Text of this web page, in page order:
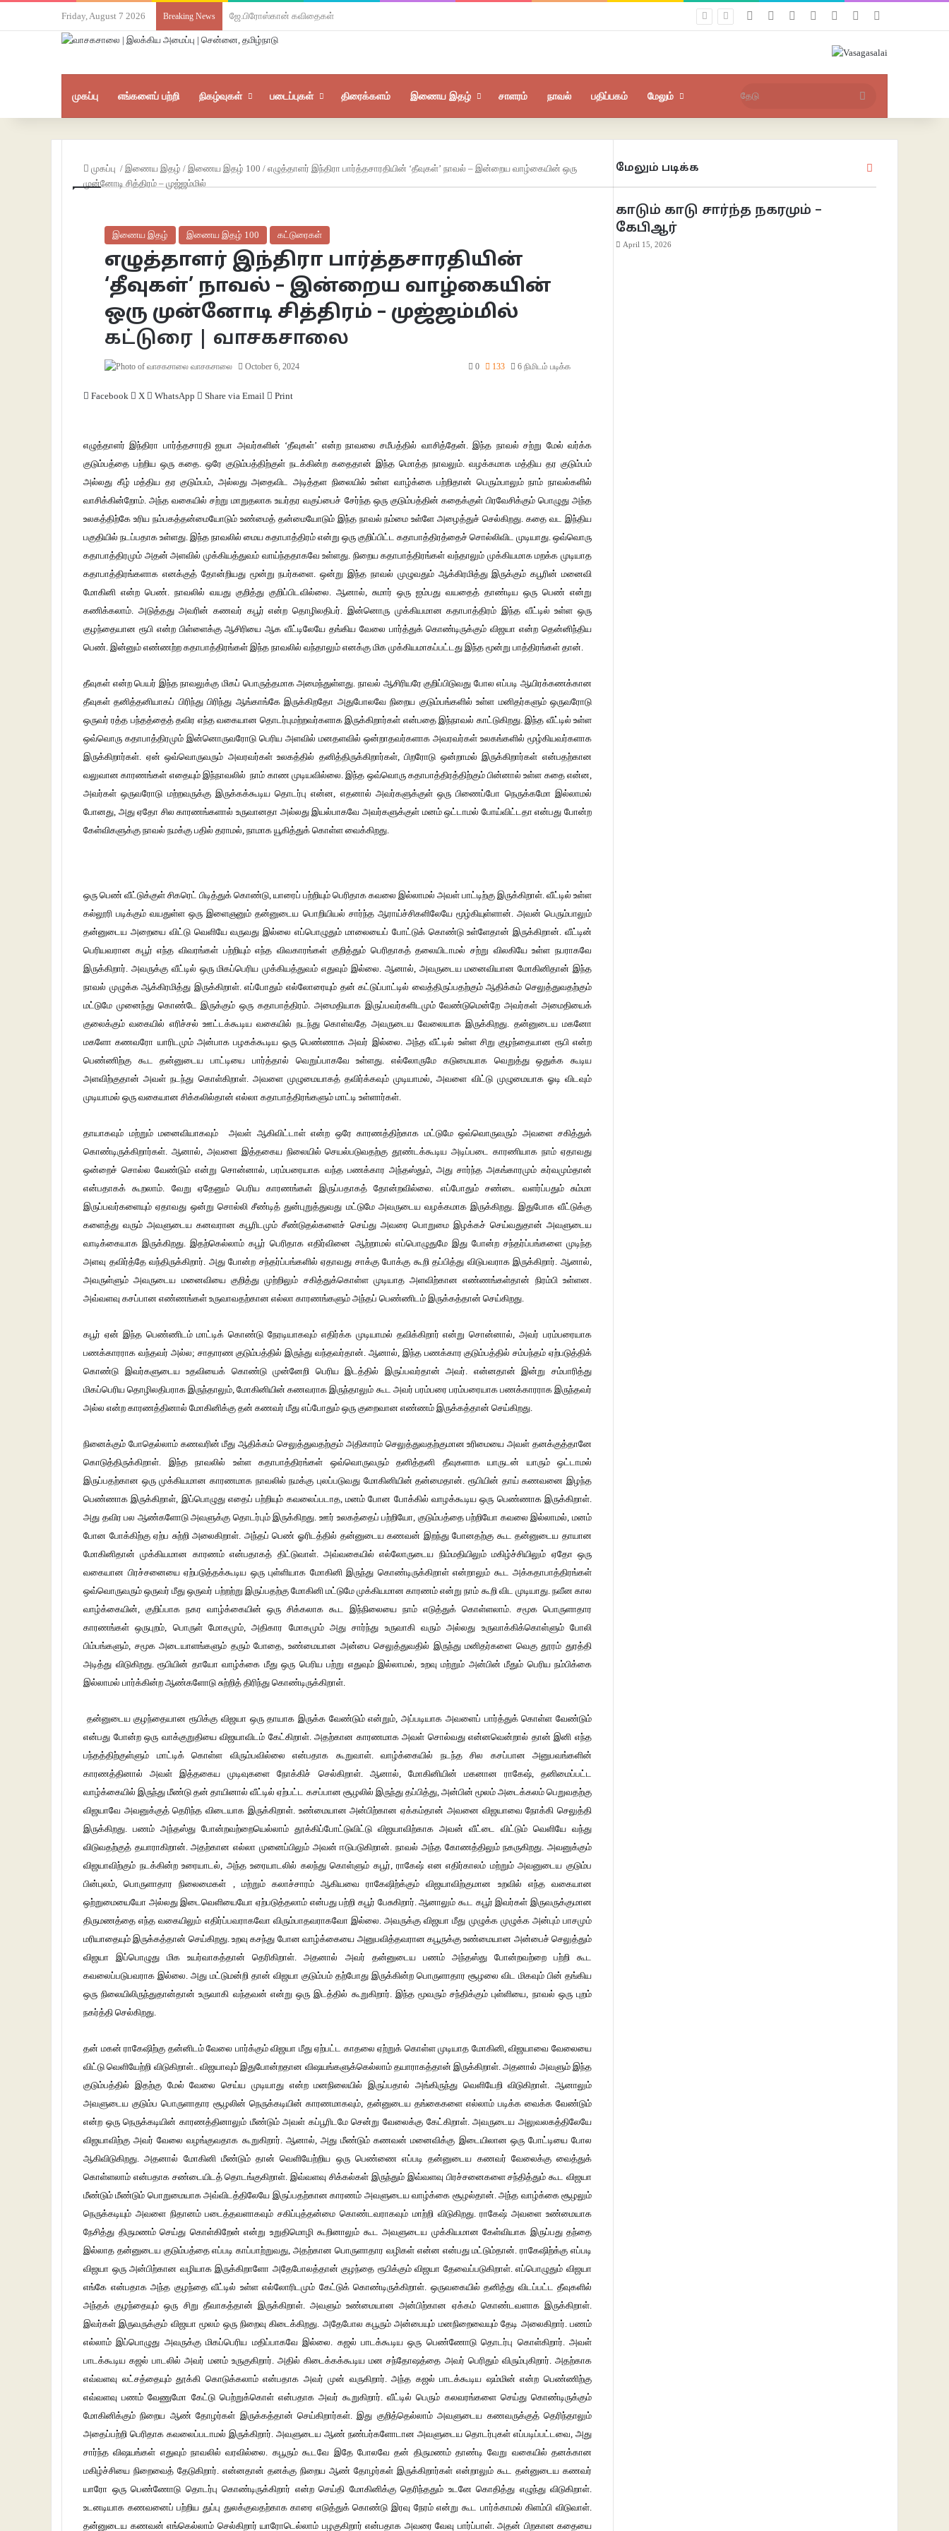
Friday, August 7 2026 Breaking News ஜே.பிரோஸ்கான் கவிதைகள் Facebook YouTubeInstagramபுகுபதிகைசீரற்ற பதிவுகள்
முகப்பு எங்களைப் பற்றி நிகழ்வுகள் படைப்புகள் திரைக்களம் இணைய இதழ் சாளரம் நாவல் பதிப்பகம் மேலும் தேடு
முகப்பு / இணைய இதழ் / இணைய இதழ் 100 / எழுத்தாளர் இந்திரா பார்த்தசாரதியின் ‘தீவுகள்’ நாவல் – இன்றைய வாழ்கையின் ஒரு
முன்னோடி சித்திரம் – முஜ்ஜம்மில்
இணைய இதழ் இணைய இதழ் 100 கட்டுரைகள்
எழுத்தாளர் இந்திரா பார்த்தசாரதியின்
‘தீவுகள்’ நாவல் – இன்றைய வாழ்கையின்
ஒரு முன்னோடி சித்திரம் – முஜ்ஜம்மில்
கட்டுரை | வாசகசாலை
வாசகசாலை October 6, 2024 0 133 6 நிமிடம் படிக்க
Facebook X WhatsApp Share via Email Print
எழுத்தாளர் இந்திரா பார்த்தசாரதி ஐயா அவர்களின் ‘தீவுகள்’ என்ற நாவலை சமீபத்தில் வாசித்தேன். இந்த நாவல் சற்று மேல் வர்க்க
குடும்பத்தை பற்றிய ஒரு கதை. ஒரே குடும்பத்திற்குள் நடக்கின்ற கதைதான் இந்த மொத்த நாவலும். வழக்கமாக மத்திய தர குடும்பம்
அல்லது கீழ் மத்திய தர குடும்பம், அல்லது அதைவிட அடித்தள நிலையில் உள்ள வாழ்க்கை பற்றிதான் பெரும்பாலும் நாம் நாவல்களில்
வாசிக்கின்றோம். அந்த வகையில் சற்று மாறுதலாக உயர்தர வகுப்பைச் சேர்ந்த ஒரு குடும்பத்தின் கதைக்குள் பிரவேசிக்கும் பொழுது அந்த
உலகத்திற்கே உரிய நம்பகத்தன்மையோடும் உண்மைத் தன்மையோடும் இந்த நாவல் நம்மை உள்ளே அழைத்துச் செல்கிறது. கதை வட இந்திய
பகுதியில் நடப்பதாக உள்ளது. இந்த நாவலில் மைய கதாபாத்திரம் என்று ஒரு குறிப்பிட்ட கதாபாத்திரத்தைச் சொல்லிவிட முடியாது. ஒவ்வொரு
கதாபாத்திரமும் அதன் அளவில் முக்கியத்துவம் வாய்ந்ததாகவே உள்ளது. நிறைய கதாபாத்திரங்கள் வந்தாலும் முக்கியமாக மறக்க முடியாத
கதாபாத்திரங்களாக எனக்குத் தோன்றியது மூன்று நபர்களை. ஒன்று இந்த நாவல் முழுவதும் ஆக்கிரமித்து இருக்கும் கபூரின் மனைவி
மோகினி என்ற பெண். நாவலில் வயது குறித்து குறிப்பிடவில்லை. ஆனால், சுமார் ஒரு ஐம்பது வயதைத் தாண்டிய ஒரு பெண் என்று
கணிக்கலாம். அடுத்தது அவரின் கணவர் கபூர் என்ற தொழிலதிபர். இன்னொரு முக்கியமான கதாபாத்திரம் இந்த வீட்டில் உள்ள ஒரு
குழந்தையான ரூபி என்ற பிள்ளைக்கு ஆசிரியை ஆக வீட்டிலேயே தங்கிய வேலை பார்த்துக் கொண்டிருக்கும் விஜயா என்ற தென்னிந்திய
பெண். இன்னும் எண்ணற்ற கதாபாத்திரங்கள் இந்த நாவலில் வந்தாலும் எனக்கு மிக முக்கியமாகப்பட்டது இந்த மூன்று பாத்திரங்கள் தான்.
தீவுகள் என்ற பெயர் இந்த நாவலுக்கு மிகப் பொருத்தமாக அமைந்துள்ளது. நாவல் ஆசிரியரே குறிப்பிடுவது போல எப்படி ஆயிரக்கணக்கான
தீவுகள் தனித்தனியாகப் பிரிந்து பிரிந்து ஆங்காங்கே இருக்கிறதோ அதுபோலவே நிறைய குடும்பங்களில் உள்ள மனிதர்களும் ஒருவரோடு
ஒருவர் ரத்த பந்தத்தைத் தவிர எந்த வகையான தொடர்புமற்றவர்களாக இருக்கிறார்கள் என்பதை இந்நாவல் காட்டுகிறது. இந்த வீட்டில் உள்ள
ஒவ்வொரு கதாபாத்திரமும் இன்னொருவரோடு பெரிய அளவில் மனதளவில் ஒன்றாதவர்களாக அவரவர்கள் உலகங்களில் மூழ்கியவர்களாக
இருக்கிறார்கள். ஏன் ஒவ்வொருவரும் அவரவர்கள் உலகத்தில் தனித்திருக்கிறார்கள், பிறரோடு ஒன்றாமல் இருக்கிறார்கள் என்பதற்கான
வலுவான காரணங்கள் எதையும் இந்நாவலில் நாம் காண முடியவில்லை. இந்த ஒவ்வொரு கதாபாத்திரத்திற்கும் பின்னால் உள்ள கதை என்ன,
அவர்கள் ஒருவரோடு மற்றவருக்கு இருக்கக்கூடிய தொடர்பு என்ன, எதனால் அவர்களுக்குள் ஒரு பிணைப்போ நெருக்கமோ இல்லாமல்
போனது, அது ஏதோ சில காரணங்களால் உருவானதா அல்லது இயல்பாகவே அவர்களுக்குள் மனம் ஒட்டாமல் போய்விட்டதா என்பது போன்ற
கேள்விகளுக்கு நாவல் நமக்கு பதில் தராமல், நாமாக யூகித்துக் கொள்ள வைக்கிறது.
ஒரு பெண் வீட்டுக்குள் சிகரெட் பிடித்துக் கொண்டு, யாரைப் பற்றியும் பெரிதாக கவலை இல்லாமல் அவள் பாட்டிற்கு இருக்கிறாள். வீட்டில் உள்ள
கல்லூரி படிக்கும் வயதுள்ள ஒரு இளைஞனும் தன்னுடைய பொறியியல் சார்ந்த ஆராய்ச்சிகளிலேயே மூழ்கியுள்ளான். அவன் பெரும்பாலும்
தன்னுடைய அறையை விட்டு வெளியே வருவது இல்லை எப்பொழுதும் மாலையைப் போட்டுக் கொண்டு உள்ளேதான் இருக்கிறான். வீட்டின்
பெரியவரான கபூர் எந்த விவரங்கள் பற்றியும் எந்த விவகாரங்கள் குறித்தும் பெரிதாகத் தலையிடாமல் சற்று விலகியே உள்ள நபராகவே
இருக்கிறார். அவருக்கு வீட்டில் ஒரு மிகப்பெரிய முக்கியத்துவம் எதுவும் இல்லை. ஆனால், அவருடைய மனைவியான மோகினிதான் இந்த
நாவல் முழுக்க ஆக்கிரமித்து இருக்கிறாள். எப்போதும் எல்லோரையும் தன் கட்டுப்பாட்டில் வைத்திருப்பதற்கும் ஆதிக்கம் செலுத்துவதற்கும்
மட்டுமே முனைந்து கொண்டே இருக்கும் ஒரு கதாபாத்திரம். அமைதியாக இருப்பவர்களிடமும் வேண்டுமென்றே அவர்கள் அமைதியைக்
குலைக்கும் வகையில் எரிச்சல் ஊட்டக்கூடிய வகையில் நடந்து கொள்வதே அவருடைய வேலையாக இருக்கிறது. தன்னுடைய மகனோ
மகளோ கணவரோ யாரிடமும் அன்பாக பழகக்கூடிய ஒரு பெண்ணாக அவர் இல்லை. அந்த வீட்டில் உள்ள சிறு குழந்தையான ரூபி என்ற
பெண்ணிற்கு கூட தன்னுடைய பாட்டியை பார்த்தால் வெறுப்பாகவே உள்ளது. எல்லோருமே கடுமையாக வெறுத்து ஒதுக்க கூடிய
அளவிற்குதான் அவள் நடந்து கொள்கிறாள். அவளை முழுமையாகத் தவிர்க்கவும் முடியாமல், அவளை விட்டு முழுமையாக ஓடி விடவும்
முடியாமல் ஒரு வகையான சிக்கலில்தான் எல்லா கதாபாத்திரங்களும் மாட்டி உள்ளார்கள்.
தாயாகவும் மற்றும் மனைவியாகவும் அவள் ஆகிவிட்டாள் என்ற ஒரே காரணத்திற்காக மட்டுமே ஒவ்வொருவரும் அவளை சகித்துக்
கொண்டிருக்கிறார்கள். ஆனால், அவளை இத்தகைய நிலையில் செயல்படுவதற்கு தூண்டக்கூடிய அடிப்படை காரணியாக நாம் ஏதாவது
ஒன்றைச் சொல்ல வேண்டும் என்று சொன்னால், பரம்பரையாக வந்த பணக்கார அந்தஸ்தும், அது சார்ந்த அகங்காரமும் கர்வமும்தான்
என்பதாகக் கூறலாம். வேறு ஏதேனும் பெரிய காரணங்கள் இருப்பதாகத் தோன்றவில்லை. எப்போதும் சண்டை வளர்ப்பதும் சும்மா
இருப்பவர்களையும் ஏதாவது ஒன்று சொல்லி சீண்டித் துன்புறுத்துவது மட்டுமே அவருடைய வழக்கமாக இருக்கிறது. இதுபோக வீட்டுக்கு
களைத்து வரும் அவளுடைய கனவரான கபூரிடமும் சீண்டுதல்களைச் செய்து அவரை பொறுமை இழக்கச் செய்வதுதான் அவளுடைய
வாடிக்கையாக இருக்கிறது. இதற்கெல்லாம் கபூர் பெரிதாக எதிர்வினை ஆற்றாமல் எப்பொழுதுமே இது போன்ற சந்தர்ப்பங்களை முடிந்த
அளவு தவிர்த்தே வந்திருக்கிறார். அது போன்ற சந்தர்ப்பங்களில் ஏதாவது சாக்கு போக்கு கூறி தப்பித்து விடுபவராக இருக்கிறார். ஆனால்,
அவருள்ளும் அவருடைய மனைவியை குறித்து முற்றிலும் சகித்துக்கொள்ள முடியாத அளவிற்கான எண்ணங்கள்தான் நிரம்பி உள்ளன.
அவ்வளவு கசப்பான எண்ணங்கள் உருவாவதற்கான எல்லா காரணங்களும் அந்தப் பெண்ணிடம் இருக்கத்தான் செய்கிறது.
கபூர் ஏன் இந்த பெண்ணிடம் மாட்டிக் கொண்டு நேரடியாகவும் எதிர்க்க முடியாமல் தவிக்கிறார் என்று சொன்னால், அவர் பரம்பரையாக
பணக்காரராக வந்தவர் அல்ல; சாதாரண குடும்பத்தில் இருந்து வந்தவர்தான். ஆனால், இந்த பணக்கார குடும்பத்தில் சம்பந்தம் ஏற்படுத்திக்
கொண்டு இவர்களுடைய உதவியைக் கொண்டு முன்னேறி பெரிய இடத்தில் இருப்பவர்தான் அவர். என்னதான் இன்று சம்பாரித்து
மிகப்பெரிய தொழிலதிபராக இருந்தாலும், மோகினியின் கணவராக இருந்தாலும் கூட அவர் பரம்பரை பரம்பரையாக பணக்காரராக இருந்தவர்
அல்ல என்ற காரணத்தினால் மோகினிக்கு தன் கணவர் மீது எப்போதும் ஒரு குறைவான எண்ணம் இருக்கத்தான் செய்கிறது.
நினைக்கும் போதெல்லாம் கணவரின் மீது ஆதிக்கம் செலுத்துவதற்கும் அதிகாரம் செலுத்துவதற்குமான உரிமையை அவள் தனக்குத்தானே
கொடுத்திருக்கிறாள். இந்த நாவலில் உள்ள கதாபாத்திரங்கள் ஒவ்வொருவரும் தனித்தனி தீவுகளாக யாருடன் யாரும் ஒட்டாமல்
இருப்பதற்கான ஒரு முக்கியமான காரணமாக நாவலில் நமக்கு புலப்படுவது மோகினியின் தன்மைதான். ரூபியின் தாய் கணவனை இழந்த
பெண்ணாக இருக்கிறாள், இப்பொழுது எதைப் பற்றியும் கவலைப்படாத, மனம் போன போக்கில் வாழக்கூடிய ஒரு பெண்ணாக இருக்கிறாள்.
அது தவிர பல ஆண்களோடு அவளுக்கு தொடர்பும் இருக்கிறது. ஊர் உலகத்தைப் பற்றியோ, குடும்பத்தை பற்றியோ கவலை இல்லாமல், மனம்
போன போக்கிற்கு ஏற்ப சுற்றி அலைகிறாள். அந்தப் பெண் ஓரிடத்தில் தன்னுடைய கணவன் இறந்து போனதற்கு கூட தன்னுடைய தாயான
மோகினிதான் முக்கியமான காரணம் என்பதாகத் திட்டுவாள். அவ்வகையில் எல்லோருடைய நிம்மதியிலும் மகிழ்ச்சியிலும் ஏதோ ஒரு
வகையான பிரச்சனையை ஏற்படுத்தக்கூடிய ஒரு புள்ளியாக மோகினி இருந்து கொண்டிருக்கிறாள் என்றாலும் கூட அக்கதாபாத்திரங்கள்
ஒவ்வொருவரும் ஒருவர் மீது ஒருவர் பற்றற்று இருப்பதற்கு மோகினி மட்டுமே முக்கியமான காரணம் என்று நாம் கூறி விட முடியாது. நவீன கால
வாழ்க்கையின், குறிப்பாக நகர வாழ்க்கையின் ஒரு சிக்கலாக கூட இந்நிலையை நாம் எடுத்துக் கொள்ளலாம். சமூக பொருளாதார
காரணங்கள் ஒருபுறம், பொருள் மோகமும், அதிகார மோகமும் அது சார்ந்து உருவாகி வரும் அல்லது உருவாக்கிக்கொள்ளும் போலி
பிம்பங்களும், சமூக அடையாளங்களும் தரும் போதை, உண்மையான அன்பை செலுத்துவதில் இருந்து மனிதர்களை வெகு தூரம் துரத்தி
அடித்து விடுகிறது. ரூபியின் தாயோ வாழ்க்கை மீது ஒரு பெரிய பற்று எதுவும் இல்லாமல், உறவு மற்றும் அன்பின் மீதும் பெரிய நம்பிக்கை
இல்லாமல் பார்க்கின்ற ஆண்களோடு சுற்றித் திரிந்து கொண்டிருக்கிறாள்.
தன்னுடைய குழந்தையான ரூபிக்கு விஜயா ஒரு தாயாக இருக்க வேண்டும் என்றும், அப்படியாக அவளைப் பார்த்துக் கொள்ள வேண்டும்
என்பது போன்ற ஒரு வாக்குறுதியை விஜயாவிடம் கேட்கிறாள். அதற்கான காரணமாக அவள் சொல்வது என்னவென்றால் தான் இனி எந்த
பந்தத்திற்குள்ளும் மாட்டிக் கொள்ள விரும்பவில்லை என்பதாக கூறுவாள். வாழ்க்கையில் நடந்த சில கசப்பான அனுபவங்களின்
காரணத்தினால் அவள் இத்தகைய முடிவுகளை நோக்கிச் செல்கிறாள். ஆனால், மோகினியின் மகனான ராகேஷ், தனிமைப்பட்ட
வாழ்க்கையில் இருந்து மீண்டு தன் தாயினால் வீட்டில் ஏற்பட்ட கசப்பான சூழலில் இருந்து தப்பித்து, அன்பின் மூலம் அடைக்கலம் பெறுவதற்கு
விஜயாவே அவனுக்குத் தெரிந்த விடையாக இருக்கிறாள். உண்மையான அன்பிற்கான ஏக்கம்தான் அவனை விஜயாவை நோக்கி செலுத்தி
இருக்கிறது. பணம் அந்தஸ்து போன்றவற்றையெல்லாம் தூக்கிப்போட்டுவிட்டு விஜயாவிற்காக அவன் வீட்டை விட்டும் வெளியே வந்து
விடுவதற்குத் தயாராகிறான். அதற்கான எல்லா முனைப்பிலும் அவன் ஈடுபடுகிறான். நாவல் அந்த கோணத்திலும் நகருகிறது. அவனுக்கும்
விஜயாவிற்கும் நடக்கின்ற உரையாடல், அந்த உரையாடலில் கலந்து கொள்ளும் கபூர், ராகேஷ் என எதிர்காலம் மற்றும் அவனுடைய குடும்ப
பின்புலம், பொருளாதார நிலைமைகள் , மற்றும் கலாச்சாரம் ஆகியவை ராகேஷிற்க்கும் விஜயாவிற்குமான உறவில் எந்த வகையான
ஒற்றுமையையோ அல்லது இடைவெளியையோ ஏற்படுத்தலாம் என்பது பற்றி கபூர் பேசுகிறார். ஆனாலும் கூட கபூர் இவர்கள் இருவருக்குமான
திருமணத்தை எந்த வகையிலும் எதிர்ப்பவராகவோ விரும்பாதவராகவோ இல்லை. அவருக்கு விஜயா மீது முழுக்க முழுக்க அன்பும் பாசமும்
மரியாதையும் இருக்கத்தான் செய்கிறது. உறவு கசந்து போன வாழ்க்கையை அனுபவித்தவரான கபூருக்கு உண்மையான அன்பைச் செலுத்தும்
விஜயா இப்பொழுது மிக உயர்வாகத்தான் தெரிகிறாள். அதனால் அவர் தன்னுடைய பணம் அந்தஸ்து போன்றவற்றை பற்றி கூட
கவலைப்படுபவராக இல்லை. அது மட்டுமன்றி தான் விஜயா குடும்பம் தற்போது இருக்கின்ற பொருளாதார சூழலை விட மிகவும் பின் தங்கிய
ஒரு நிலையிலிருந்துதான்தான் உருவாகி வந்தவன் என்று ஒரு இடத்தில் கூறுகிறார். இந்த மூவரும் சந்திக்கும் புள்ளியை, நாவல் ஒரு புறம்
நகர்த்தி செல்கிறது.
தன் மகன் ராகேஷிற்கு தன்னிடம் வேலை பார்க்கும் விஜயா மீது ஏற்பட்ட காதலை ஏற்றுக் கொள்ள முடியாத மோகினி, விஜயாவை வேலையை
விட்டு வெளியேற்றி விடுகிறாள்.. விஜயாவும் இதுபோன்றதான விஷயங்களுக்கெல்லாம் தயாராகத்தான் இருக்கிறாள். அதனால் அவளும் இந்த
குடும்பத்தில் இதற்கு மேல் வேலை செய்ய முடியாது என்ற மனநிலையில் இருப்பதால் அங்கிருந்து வெளியேறி விடுகிறாள். ஆனாலும்
அவளுடைய குடும்ப பொருளாதார சூழலின் நெருக்கடியின் காரணமாகவும், தன்னுடைய தங்கைகளை எல்லாம் படிக்க வைக்க வேண்டும்
என்ற ஒரு நெருக்கடியின் காரணத்தினாலும் மீண்டும் அவள் கப்பூரிடமே சென்று வேலைக்கு கேட்கிறாள். அவருடைய அலுவலகத்திலேயே
விஜயாவிற்கு அவர் வேலை வழங்குவதாக கூறுகிறார். ஆனால், அது மீண்டும் கணவன் மனைவிக்கு இடையிலான ஒரு போட்டியை போல
ஆகிவிடுகிறது. அதனால் மோகினி மீண்டும் தான் வெளியேற்றிய ஒரு பெண்ணை எப்படி தன்னுடைய கணவர் வேலைக்கு வைத்துக்
கொள்ளலாம் என்பதாக சண்டையிடத் தொடங்குகிறாள். இவ்வளவு சிக்கல்கள் இருந்தும் இவ்வளவு பிரச்சனைகளை சந்தித்தும் கூட விஜயா
மீண்டும் மீண்டும் பொறுமையாக அவ்விடத்திலேயே இருப்பதற்கான காரணம் அவளுடைய வாழ்க்கை சூழல்தான். அந்த வாழ்க்கை சூழலும்
நெருக்கடியும் அவளை நிதானம் படைத்தவளாகவும் சகிப்புத்தன்மை கொண்டவராகவும் மாற்றி விடுகிறது. ராகேஷ் அவளை உண்மையாக
நேசித்து திருமணம் செய்து கொள்கிறேன் என்று உறுதிமொழி கூறினாலும் கூட அவளுடைய முக்கியமான கேள்வியாக இருப்பது தந்தை
இல்லாத தன்னுடைய குடும்பத்தை எப்படி காப்பாற்றுவது, அதற்கான பொருளாதார வழிகள் என்ன என்பது மட்டும்தான். ராகேஷிற்க்கு எப்படி
விஜயா ஒரு அன்பிற்கான வழியாக இருக்கிறாளோ அதேபோலத்தான் குழந்தை ரூபிக்கும் விஜயா தேவைப்படுகிறாள். எப்பொழுதும் விஜயா
எங்கே என்பதாக அந்த குழந்தை வீட்டில் உள்ள எல்லோரிடமும் கேட்டுக் கொண்டிருக்கிறாள். ஒருவகையில் தனித்து விடப்பட்ட தீவுகளில்
அந்தக் குழந்தையும் ஒரு சிறு தீவாகத்தான் இருக்கிறாள். அவளும் உண்மையான அன்பிற்கான ஏக்கம் கொண்டவளாக இருக்கிறாள்.
இவர்கள் இருவருக்கும் விஜயா மூலம் ஒரு நிறைவு கிடைக்கிறது. அதேபோல கபூரும் அன்பையும் மனநிறைவையும் தேடி அலைகிறார். பணம்
எல்லாம் இப்பொழுது அவருக்கு மிகப்பெரிய மதிப்பாகவே இல்லை. கஜல் பாடக்கூடிய ஒரு பெண்ணோடு தொடர்பு கொள்கிறார். அவள்
பாடக்கூடிய கஜல் பாடலில் அவர் மனம் உருகுகிறார். அதில் கிடைக்கக்கூடிய மன சந்தோஷத்தை அவர் பெரிதும் விரும்புகிறார். அதற்காக
எவ்வளவு லட்சத்தையும் தூக்கி கொடுக்கலாம் என்பதாக அவர் முன் வருகிறார். அந்த கஜல் பாடக்கூடிய ஷம்மின் என்ற பெண்ணிற்கு
எவ்வளவு பணம் வேணுமோ கேட்டு பெற்றுக்கொள் என்பதாக அவர் கூறுகிறார். வீட்டில் பெரும் கலவரங்களை செய்து கொண்டிருக்கும்
மோகினிக்கும் நிறைய ஆண் தோழர்கள் இருக்கத்தான் செய்கிறார்கள். இது குறித்தெல்லாம் அவளுடைய கணவருக்குத் தெரிந்தாலும்
அதைப்பற்றி பெரிதாக கவலைப்படாமல் இருக்கிறார். அவளுடைய ஆண் நண்பர்களோடான அவளுடைய தொடர்புகள் எப்படிப்பட்டவை, அது
சார்ந்த விஷயங்கள் எதுவும் நாவலில் வரவில்லை. கபூரும் கூடவே இதே போலவே தன் திருமணம் தாண்டி வேறு வகையில் தனக்கான
மகிழ்ச்சியை நிறைவைத் தேடுகிறார். என்னதான் தனக்கு நிறைய ஆண் தோழர்கள் இருக்கிறார்கள் என்றாலும் கூட தன்னுடைய கணவர்
யாரோ ஒரு பெண்ணோடு தொடர்பு கொண்டிருக்கிறார் என்ற செய்தி மோகினிக்கு தெரிந்ததும் உடனே கொதித்து எழுந்து விடுகிறாள்.
உடனடியாக கணவனைப் பற்றிய துப்பு துலக்குவதற்காக காரை எடுத்துக் கொண்டு இரவு நேரம் என்று கூட பார்க்காமல் கிளம்பி விடுவாள்.
தன்னுடைய கணவன் எங்கெல்லாம் செல்கிறார் யாரோடெல்லாம் பழகுகிறார் என்பதாக அவரை வேவு பார்ப்பாள். அதன் பிறகான கதையை
மேலும் படிக்க Close
காடும் காடு சார்ந்த நகரமும் –
கேபிஆர்
April 15, 2026